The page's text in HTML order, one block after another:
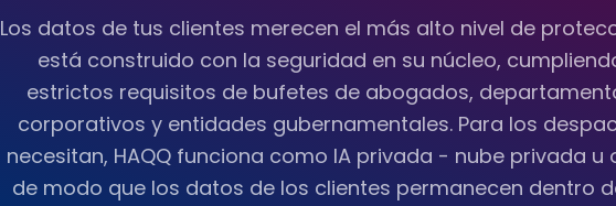
Los datos de tus clientes merecen el más alto nivel de
está construido con la seguridad en su núcleo,
estrictos requisitos de bufetes de abogados,
corporativos y entidades gubernamentales. Para los
necesitan, HAQQ funciona como IA privada - nube privada u
de modo que los datos de los clientes permanecen dentro